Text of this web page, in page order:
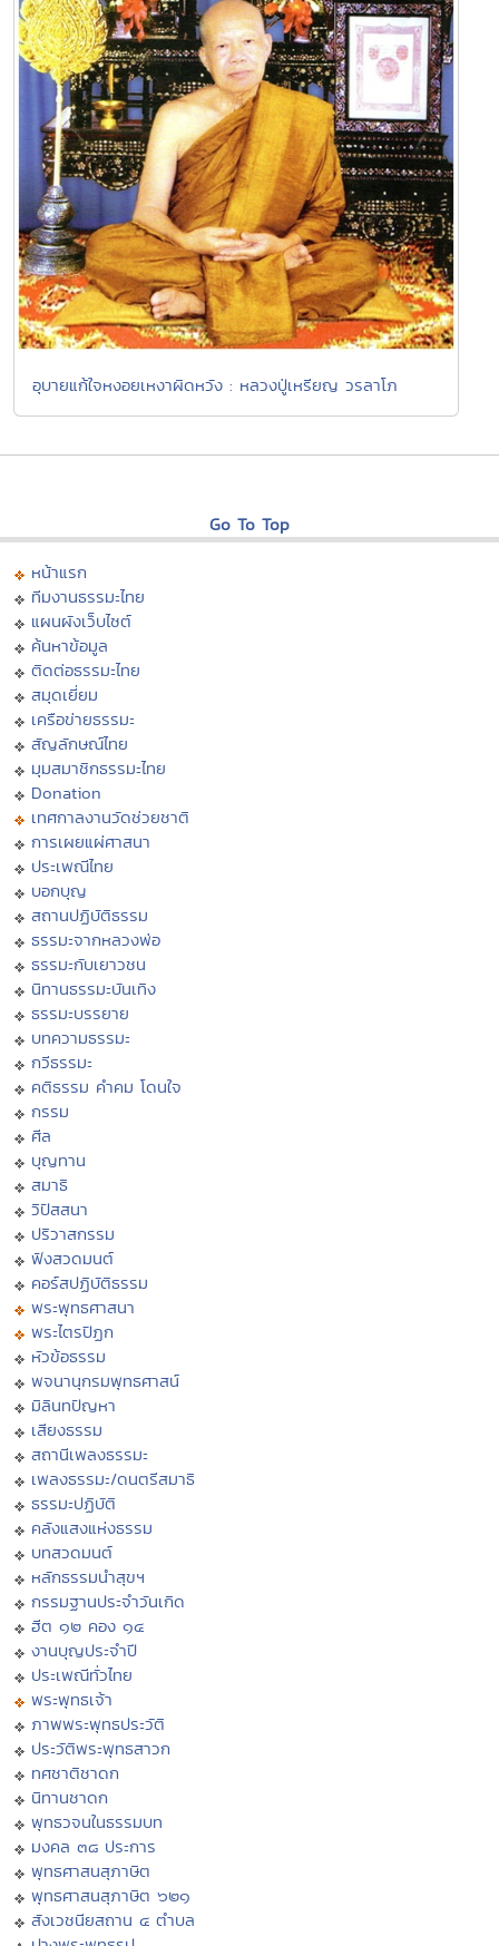
อุบายแก้ใจหงอยเหงาผิดหวัง : หลวงปู่เหรียญ วรลาโภ
Go To Top
หน้าแรก
ทีมงานธรรมะไทย
แผนผังเว็บไซต์
ค้นหาข้อมูล
ติดต่อธรรมะไทย
สมุดเยี่ยม
เครือข่ายธรรมะ
สัญลักษณ์ไทย
มุมสมาชิกธรรมะไทย
Donation
เทศกาลงานวัดช่วยชาติ
การเผยแผ่ศาสนา
ประเพณีไทย
บอกบุญ
สถานปฏิบัติธรรม
ธรรมะจากหลวงพ่อ
ธรรมะกับเยาวชน
นิทานธรรมะบันเทิง
ธรรมะบรรยาย
บทความธรรมะ
กวีธรรมะ
คติธรรม คำคม โดนใจ
กรรม
ศีล
บุญทาน
สมาธิ
วิปัสสนา
ปริวาสกรรม
ฟังสวดมนต์
คอร์สปฏิบัติธรรม
พระพุทธศาสนา
พระไตรปิฏก
หัวข้อธรรม
พจนานุกรมพุทธศาสน์
มิลินทปัญหา
เสียงธรรม
สถานีเพลงธรรมะ
เพลงธรรมะ/ดนตรีสมาธิ
ธรรมะปฏิบัติ
คลังแสงแห่งธรรม
บทสวดมนต์
หลักธรรมนำสุขฯ
กรรมฐานประจำวันเกิด
ฮีต ๑๒ คอง ๑๔
งานบุญประจำปี
ประเพณีทั่วไทย
พระพุทธเจ้า
ภาพพระพุทธประวัติ
ประวัติพระพุทธสาวก
ทศชาติชาดก
นิทานชาดก
พุทธวจนในธรรมบท
มงคล ๓๘ ประการ
พุทธศาสนสุภาษิต
พุทธศาสนสุภาษิต ๖๒๑
สังเวชนียสถาน ๔ ตำบล